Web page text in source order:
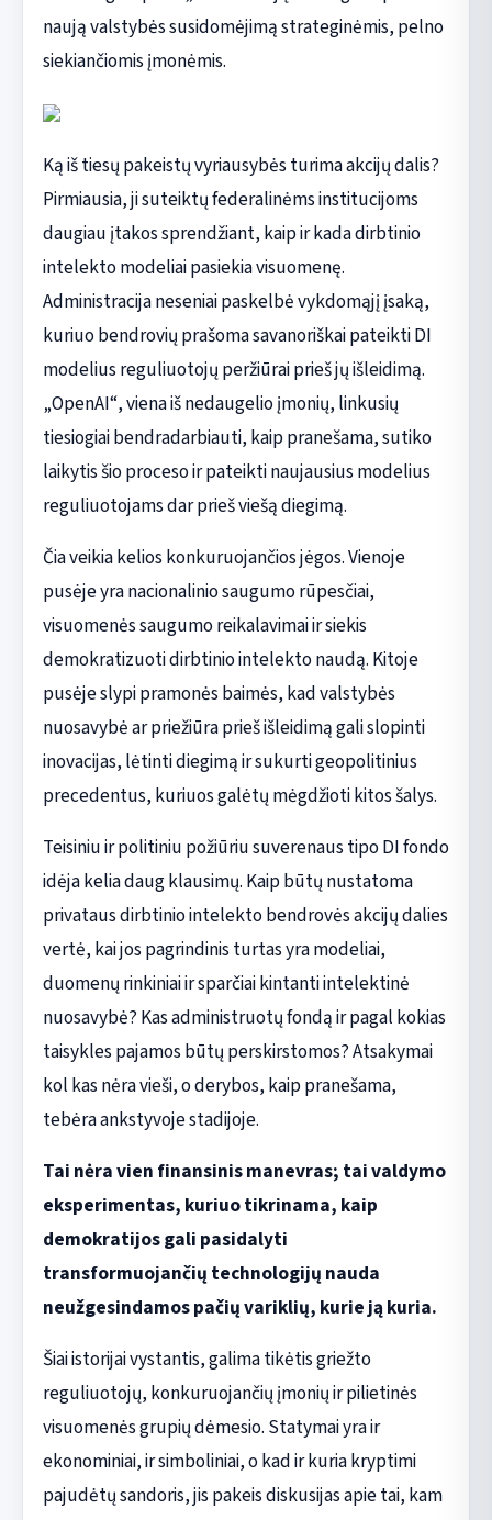
naują valstybės susidomėjimą strateginėmis, pelno
siekiančiomis įmonėmis.
Ką iš tiesų pakeistų vyriausybės turima akcijų dalis?
Pirmiausia, ji suteiktų federalinėms institucijoms
daugiau įtakos sprendžiant, kaip ir kada dirbtinio
intelekto modeliai pasiekia visuomenę.
Administracija neseniai paskelbė vykdomąjį įsaką,
kuriuo bendrovių prašoma savanoriškai pateikti DI
modelius reguliuotojų peržiūrai prieš jų išleidimą.
„OpenAI“, viena iš nedaugelio įmonių, linkusių
tiesiogiai bendradarbiauti, kaip pranešama, sutiko
laikytis šio proceso ir pateikti naujausius modelius
reguliuotojams dar prieš viešą diegimą.
Čia veikia kelios konkuruojančios jėgos. Vienoje
pusėje yra nacionalinio saugumo rūpesčiai,
visuomenės saugumo reikalavimai ir siekis
demokratizuoti dirbtinio intelekto naudą. Kitoje
pusėje slypi pramonės baimės, kad valstybės
nuosavybė ar priežiūra prieš išleidimą gali slopinti
inovacijas, lėtinti diegimą ir sukurti geopolitinius
precedentus, kuriuos galėtų mėgdžioti kitos šalys.
Teisiniu ir politiniu požiūriu suverenaus tipo DI fondo
idėja kelia daug klausimų. Kaip būtų nustatoma
privataus dirbtinio intelekto bendrovės akcijų dalies
vertė, kai jos pagrindinis turtas yra modeliai,
duomenų rinkiniai ir sparčiai kintanti intelektinė
nuosavybė? Kas administruotų fondą ir pagal kokias
taisykles pajamos būtų perskirstomos? Atsakymai
kol kas nėra vieši, o derybos, kaip pranešama,
tebėra ankstyvoje stadijoje.
Tai nėra vien finansinis manevras; tai valdymo
eksperimentas, kuriuo tikrinama, kaip
demokratijos gali pasidalyti
transformuojančių technologijų nauda
neužgesindamos pačių variklių, kurie ją kuria.
Šiai istorijai vystantis, galima tikėtis griežto
reguliuotojų, konkuruojančių įmonių ir pilietinės
visuomenės grupių dėmesio. Statymai yra ir
ekonominiai, ir simboliniai, o kad ir kuria kryptimi
pajudėtų sandoris, jis pakeis diskusijas apie tai, kam